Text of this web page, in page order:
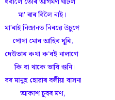
মা' ৰাৰ বিলৈ নাই।
মা'ৰাই নিজানত নিৰৱে উচুপে
পোণা মোৰ আহিব ঘূৰি,
দেউতাৰ কথা ক'বই নালাগে
কি বা থাকে ভাবি গুনি।
বৰ মানুহ হোৱাৰ বলীয়া বাসনা
আকাশ চুবৰ মণ,